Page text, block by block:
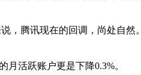
，腾讯现在的回调，尚处自然。
月活跃账户更是下降0.3%。